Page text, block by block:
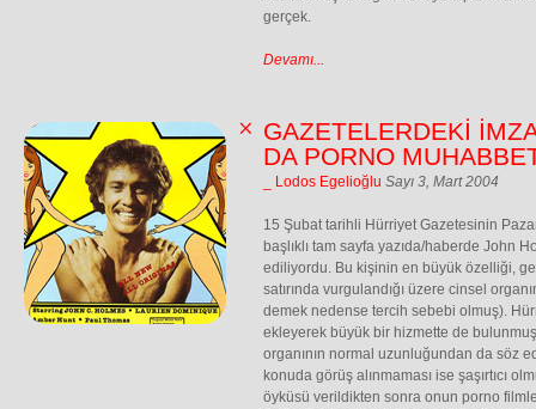
gerçek.
Devamı...
GAZETELERDEKİ
DA PORNO
_ Lodos Egelioğlu Sayı 3, Mart 2004
15 Şubat tarihli Hürriyet Gazetesinin
başlıklı tam sayfa yazıda/haberde John
ediliyordu. Bu kişinin en büyük özelliği,
satırında vurgulandığı üzere cinsel
demek nedense tercih sebebi olmuş).
ekleyerek büyük bir hizmette de
organının normal uzunluğundan da söz
konuda görüş alınmaması ise şaşırtıcı
öyküsü verildikten sonra onun porno